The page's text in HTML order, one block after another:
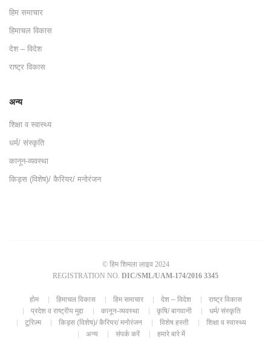
हिम समाचार
हिमाचल विकास
देश – विदेश
राष्ट्र विकास
अन्य
शिक्षा व स्वास्थ्य
धर्म/ संस्कृति
कानून-व्यवस्था
किड्स (विशेष)/ कैरियर/ मनोरंजन
© हिम शिमला लाइव 2024
REGISTRATION NO. DIC/SML/UAM-174/2016 3345
होम हिमाचल विकास हिम समाचार देश – विदेश
राष्ट्र विकास
प्रदेश व राष्ट्रीय मुद्दा
कानून-व्यवस्था कृषि/ बागवानी
धर्म/ संस्कृति
टूरिज़्म
किड्स (विशेष)/ कैरियर/ मनोरंजन विशेष हस्ती
शिक्षा व स्वास्थ्य
अन्य
संपर्क करें हमारे बारे में